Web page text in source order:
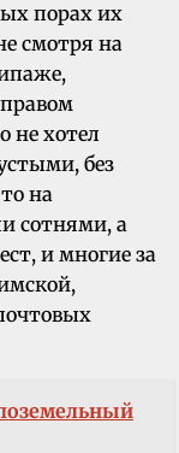
порах их
смотря на
правом
не хотел
без
на
сотнями, а
и многие за